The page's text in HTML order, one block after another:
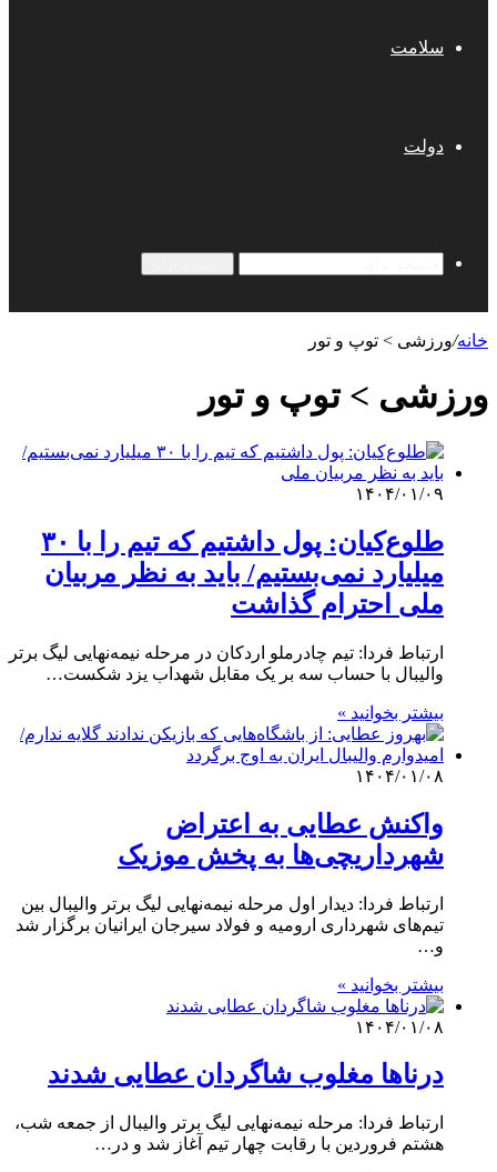
سلامت
دولت
خانه/ورزشی > توپ و تور
ورزشی > توپ و تور
۱۴۰۴/۰۱/۰۹
طلوع‌کیان: پول داشتیم که تیم‌ را با ۳۰
میلیارد نمی‌بستیم/ باید به نظر مربیان
ملی احترام گذاشت
ارتباط فردا: تیم چادرملو اردکان در مرحله نیمه‌نهایی لیگ برتر
والیبال با حساب سه بر یک مقابل شهداب یزد شکست…
بیشتر بخوانید »
۱۴۰۴/۰۱/۰۸
واکنش عطایی به اعتراض
شهرداریچی‌ها به پخش موزیک
ارتباط فردا: دیدار اول مرحله نیمه‌نهایی لیگ برتر والیبال بین
تیم‌های شهرداری ارومیه و فولاد سیرجان ایرانیان برگزار شد
و…
بیشتر بخوانید »
۱۴۰۴/۰۱/۰۸
درناها مغلوب شاگردان عطایی شدند
ارتباط فردا: مرحله نیمه‌نهایی لیگ برتر والیبال از جمعه شب،
هشتم فروردین با رقابت چهار تیم آغاز شد و در…